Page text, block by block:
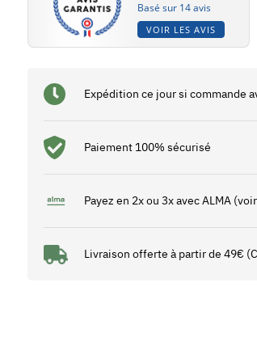
Basé sur 14 avis
VOIR LES AVIS
Expédition ce jour si commande
Paiement 100% sécurisé
Payez en 2x ou 3x avec ALMA
Livraison offerte à partir de 49€